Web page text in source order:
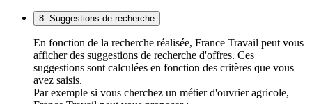
8. Suggestions de recherche
En fonction de la recherche réalisée, France Travail peut vous
afficher des suggestions de recherche d'offres. Ces
suggestions sont calculées en fonction des critères que vous
avez saisis.
Par exemple si vous cherchez un métier d'ouvrier agricole,